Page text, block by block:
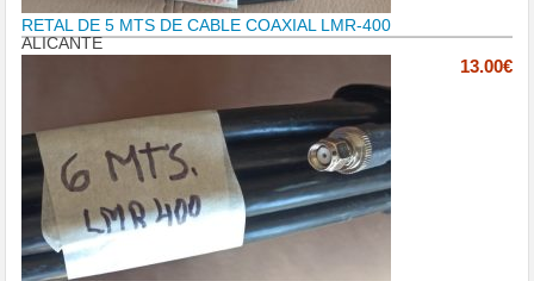
RETAL DE 5 MTS DE CABLE COAXIAL LMR-400
ALICANTE
13.00€